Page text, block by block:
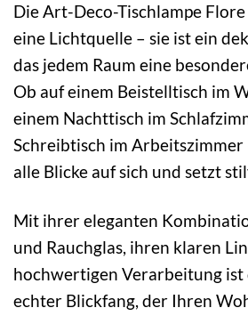
Die Art-Deco-Tischlampe
eine Lichtquelle – sie ist ein
das jedem Raum eine
Ob auf einem Beistelltisch im
einem Nachttisch im
Schreibtisch im
alle Blicke auf sich und setzt
Mit ihrer eleganten
und Rauchglas, ihren klaren
hochwertigen Verarbeitung ist
echter Blickfang, der Ihren